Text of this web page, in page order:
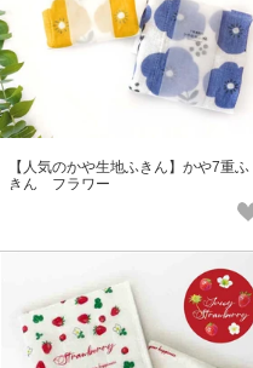
【人気のかや生地ふきん】かや7重ふ
きん フラワー